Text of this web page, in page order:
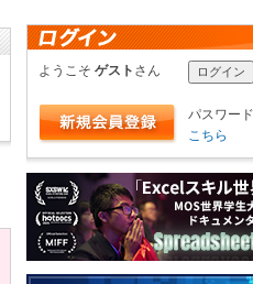
ようこそ ゲスト さん
パスワー
こちら